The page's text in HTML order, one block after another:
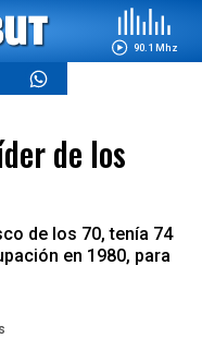
90.1 Mhz
de los
de los 70, tenía 74
en 1980, para